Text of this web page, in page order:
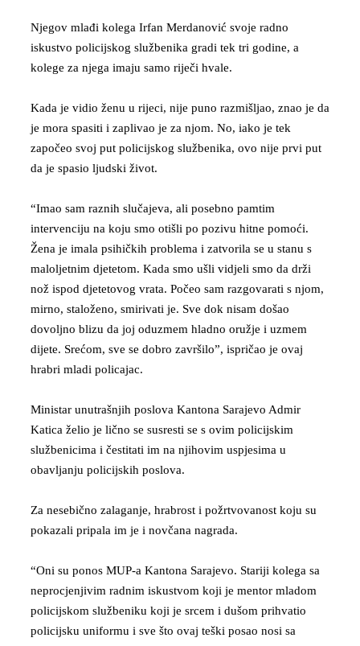
Njegov mlađi kolega Irfan Merdanović svoje radno
iskustvo policijskog službenika gradi tek tri godine, a
kolege za njega imaju samo riječi hvale.
Kada je vidio ženu u rijeci, nije puno razmišljao, znao je da
je mora spasiti i zaplivao je za njom. No, iako je tek
započeo svoj put policijskog službenika, ovo nije prvi put
da je spasio ljudski život.
“Imao sam raznih slučajeva, ali posebno pamtim
intervenciju na koju smo otišli po pozivu hitne pomoći.
Žena je imala psihičkih problema i zatvorila se u stanu s
maloljetnim djetetom. Kada smo ušli vidjeli smo da drži
nož ispod djetetovog vrata. Počeo sam razgovarati s njom,
mirno, staloženo, smirivati je. Sve dok nisam došao
dovoljno blizu da joj oduzmem hladno oružje i uzmem
dijete. Srećom, sve se dobro završilo”, ispričao je ovaj
hrabri mladi policajac.
Ministar unutrašnjih poslova Kantona Sarajevo Admir
Katica želio je lično se susresti se s ovim policijskim
službenicima i čestitati im na njihovim uspjesima u
obavljanju policijskih poslova.
Za nesebično zalaganje, hrabrost i požrtvovanost koju su
pokazali pripala im je i novčana nagrada.
“Oni su ponos MUP-a Kantona Sarajevo. Stariji kolega sa
neprocjenjivim radnim iskustvom koji je mentor mladom
policijskom službeniku koji je srcem i dušom prihvatio
policijsku uniformu i sve što ovaj teški posao nosi sa